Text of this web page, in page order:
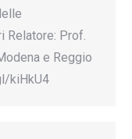
Relatore: Prof.
e Reggio
kiHkU4